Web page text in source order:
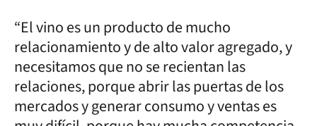
“El vino es un producto de mucho
relacionamiento y de alto valor agregado, y
necesitamos que no se recientan las
relaciones, porque abrir las puertas de los
mercados y generar consumo y ventas es